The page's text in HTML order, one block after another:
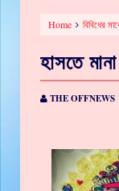
Home বিবিধের
হাসতে
THE OFFNEWS